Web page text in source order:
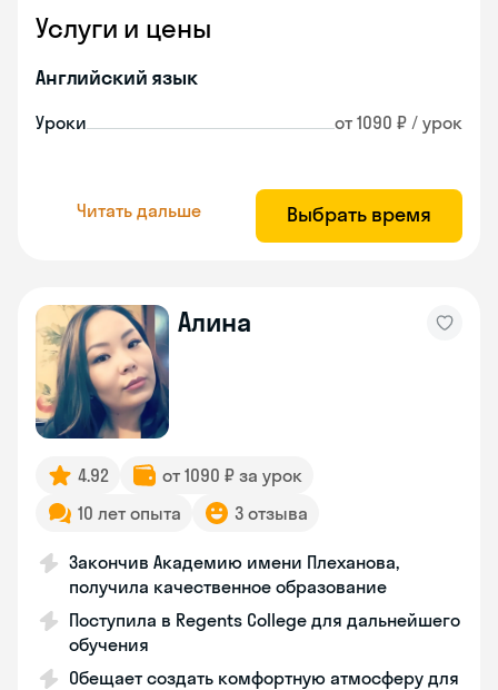
Услуги и цены
Английский язык
Уроки от 1090 ₽ / урок
Читать дальше Выбрать время
Алина
4.92
от 1090 ₽ за урок
10 лет опыта
3 отзыва
Закончив Академию имени Плеханова,
получила качественное образование
Поступила в Regents College для дальнейшего
обучения
Обещает создать комфортную атмосферу для